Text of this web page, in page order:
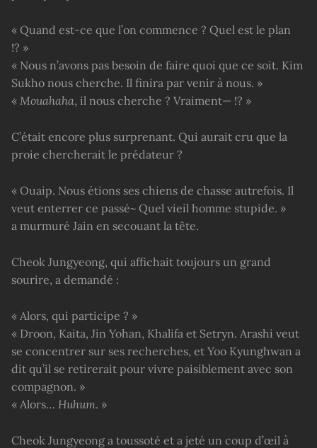
« Quand est-ce que l’on commence ? Quel est le plan
!? »
« Nous n’avons pas besoin de faire quoi que ce soit. Kim
Sukho nous cherche. Il finira par venir à nous. »
« Mouahaha, il nous cherche ? Vraiment— !? »
C’était encore plus surprenant. Qui aurait cru que la
proie chercherait le prédateur ?
« Ouaip. Nous étions ses chiens de chasse autrefois. Il
veut enterrer ce passé~ Quel vieil homme stupide. »
a murmuré Jain en secouant la tête.
Cheok Jungyeong, qui affichait toujours un grand
sourire, a demandé :
« Alors, qui participe ? »
« Droon, Kaita, Jin Yohan, Khalifa et Setryn. Arashi veut
se concentrer sur ses recherches, et Yoo Kyunghwan a
dit qu’il se retirerait pour vivre paisiblement avec son
compagnon. »
« Alors… Huhum. »
Cheok Jungyeong a toussoté et a jeté un coup d’œil à